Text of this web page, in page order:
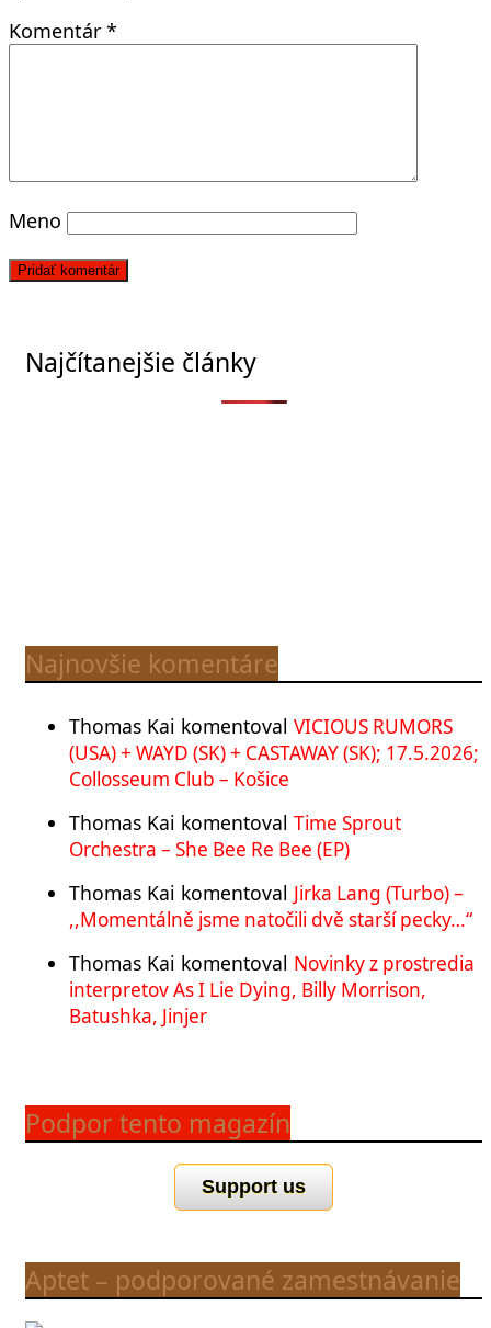
Komentár *
Meno
Najčítanejšie články
Najnovšie komentáre
Thomas Kai komentoval VICIOUS RUMORS
(USA) + WAYD (SK) + CASTAWAY (SK); 17.5.2026;
Collosseum Club – Košice
Thomas Kai komentoval Time Sprout
Orchestra – She Bee Re Bee (EP)
Thomas Kai komentoval Jirka Lang (Turbo) –
,,Momentálně jsme natočili dvě starší pecky…“
Thomas Kai komentoval Novinky z prostredia
interpretov As I Lie Dying, Billy Morrison,
Batushka, Jinjer
Podpor tento magazín
Support us
Aptet – podporované zamestnávanie